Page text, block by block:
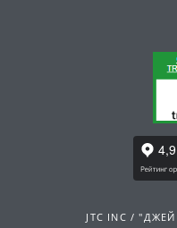
JTC INC /